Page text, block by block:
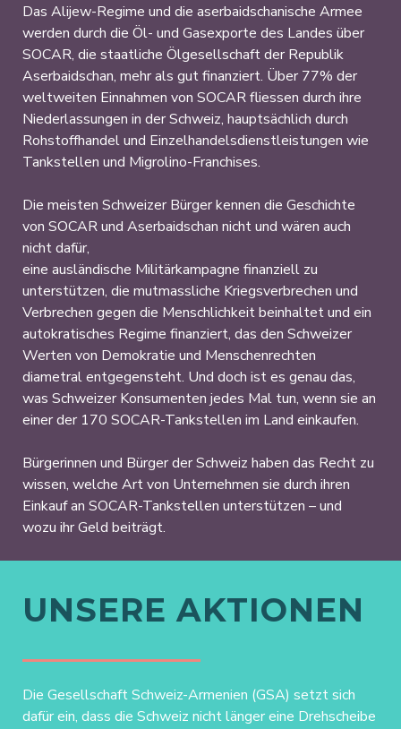
Das Alijew-Regime und die aserbaidschanische Armee
werden durch die Öl- und Gasexporte des Landes über
SOCAR, die staatliche Ölgesellschaft der Republik
Aserbaidschan, mehr als gut finanziert. Über 77% der
weltweiten Einnahmen von SOCAR fliessen durch ihre
Niederlassungen in der Schweiz, hauptsächlich durch
Rohstoffhandel und Einzelhandelsdienstleistungen wie
Tankstellen und Migrolino-Franchises.
Die meisten Schweizer Bürger kennen die Geschichte
von SOCAR und Aserbaidschan nicht und wären auch
nicht dafür,
eine ausländische Militärkampagne finanziell zu
unterstützen, die mutmassliche Kriegsverbrechen und
Verbrechen gegen die Menschlichkeit beinhaltet und ein
autokratisches Regime finanziert, das den Schweizer
Werten von Demokratie und Menschenrechten
diametral entgegensteht. Und doch ist es genau das,
was Schweizer Konsumenten jedes Mal tun, wenn sie an
einer der 170 SOCAR-Tankstellen im Land einkaufen.
Bürgerinnen und Bürger der Schweiz haben das Recht zu
wissen, welche Art von Unternehmen sie durch ihren
Einkauf an SOCAR-Tankstellen unterstützen – und
wozu ihr Geld beiträgt.
UNSERE AKTIONEN
Die Gesellschaft Schweiz-Armenien (GSA) setzt sich
dafür ein, dass die Schweiz nicht länger eine Drehscheibe